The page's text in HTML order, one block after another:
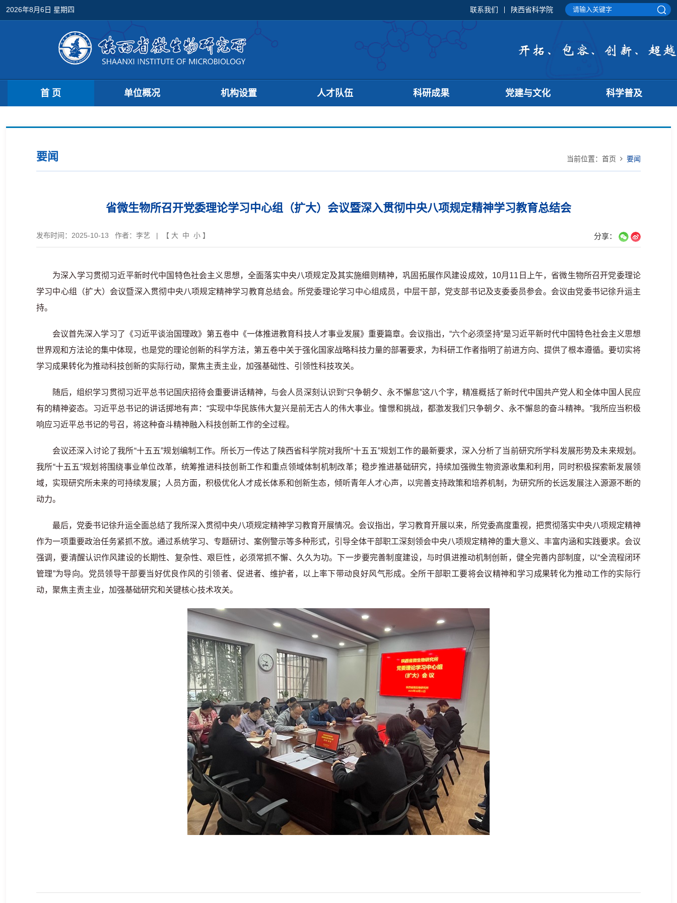
2026年8月6日 星期四 联系我们 陕西省科学院
首 页 单位概况 机构设置 人才队伍 科研成果 党建与文化 科学普及
当前位置： 首页 要闻
要闻
省微生物所召开党委理论学习中心组（扩大）会议暨深入贯彻中央八项规定精神学习教育总结会
发布时间：2025-10-13 作者：李艺 | 【 大 中 小 】 分享：
为深入学习贯彻习近平新时代中国特色社会主义思想，全面落实中央八项规定及其实施细则精神，巩固拓展作风建设成效，10月11日上午，省微生物所召开党委理论
学习中心组（扩大）会议暨深入贯彻中央八项规定精神学习教育总结会。所党委理论学习中心组成员，中层干部，党支部书记及支委委员参会。会议由党委书记徐升运主
持。
会议首先深入学习了《习近平谈治国理政》第五卷中《一体推进教育科技人才事业发展》重要篇章。会议指出，“六个必须坚持”是习近平新时代中国特色社会主义思想
世界观和方法论的集中体现，也是党的理论创新的科学方法，第五卷中关于强化国家战略科技力量的部署要求，为科研工作者指明了前进方向、提供了根本遵循。要切实将
学习成果转化为推动科技创新的实际行动，聚焦主责主业，加强基础性、引领性科技攻关。
随后，组织学习贯彻习近平总书记国庆招待会重要讲话精神，与会人员深刻认识到“只争朝夕、永不懈怠”这八个字，精准概括了新时代中国共产党人和全体中国人民应
有的精神姿态。习近平总书记的讲话掷地有声：“实现中华民族伟大复兴是前无古人的伟大事业。憧憬和挑战，都激发我们只争朝夕、永不懈怠的奋斗精神。”我所应当积极
响应习近平总书记的号召，将这种奋斗精神融入科技创新工作的全过程。
会议还深入讨论了我所“十五五”规划编制工作。所长万一传达了陕西省科学院对我所“十五五”规划工作的最新要求，深入分析了当前研究所学科发展形势及未来规划。
我所“十五五”规划将围绕事业单位改革，统筹推进科技创新工作和重点领域体制机制改革；稳步推进基础研究，持续加强微生物资源收集和利用，同时积极探索新发展领
域，实现研究所未来的可持续发展；人员方面，积极优化人才成长体系和创新生态，倾听青年人才心声，以完善支持政策和培养机制，为研究所的长远发展注入源源不断的
动力。
最后，党委书记徐升运全面总结了我所深入贯彻中央八项规定精神学习教育开展情况。会议指出，学习教育开展以来，所党委高度重视，把贯彻落实中央八项规定精神
作为一项重要政治任务紧抓不放。通过系统学习、专题研讨、案例警示等多种形式，引导全体干部职工深刻领会中央八项规定精神的重大意义、丰富内涵和实践要求。会议
强调，要清醒认识作风建设的长期性、复杂性、艰巨性，必须常抓不懈、久久为功。下一步要完善制度建设，与时俱进推动机制创新，健全完善内部制度，以“全流程闭环
管理”为导向。党员领导干部要当好优良作风的引领者、促进者、维护者，以上率下带动良好风气形成。全所干部职工要将会议精神和学习成果转化为推动工作的实际行
动，聚焦主责主业，加强基础研究和关键核心技术攻关。